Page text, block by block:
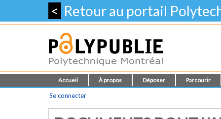
< Retour au portail
Accueil À propos Déposer Parcourir
Se connecter